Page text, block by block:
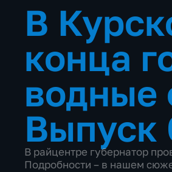
В
конца
водные
Выпуск
В райцентре губернатор
Подробности – в нашем